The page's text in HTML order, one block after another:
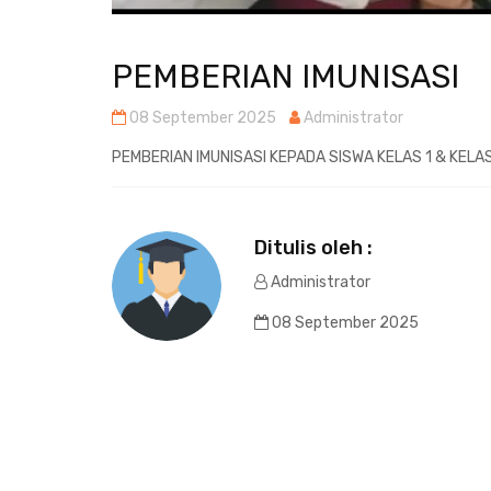
PEMBERIAN IMUNISASI
08 September 2025 Administrator
PEMBERIAN IMUNISASI KEPADA SISWA KELAS 1 &
Ditulis oleh :
Administrator
08 September 2025